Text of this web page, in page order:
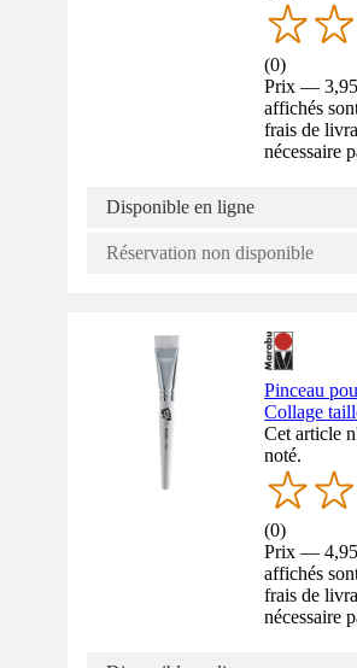
(0)
Prix —
affichés
frais de
nécessaire
Disponible en ligne
Réservation non disponible
Pinceau
Collage
Cet article
noté.
(0)
Prix —
affichés
frais de
nécessaire